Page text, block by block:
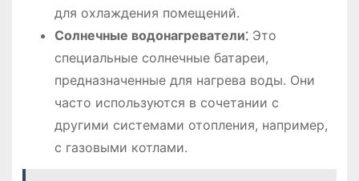
для охлаждения помещений.
Солнечные водонагреватели⁚Это
специальные солнечные батареи,
предназначенные для нагрева воды. Они
часто используются в сочетании с
другими системами отопления, например,
с газовыми котлами.